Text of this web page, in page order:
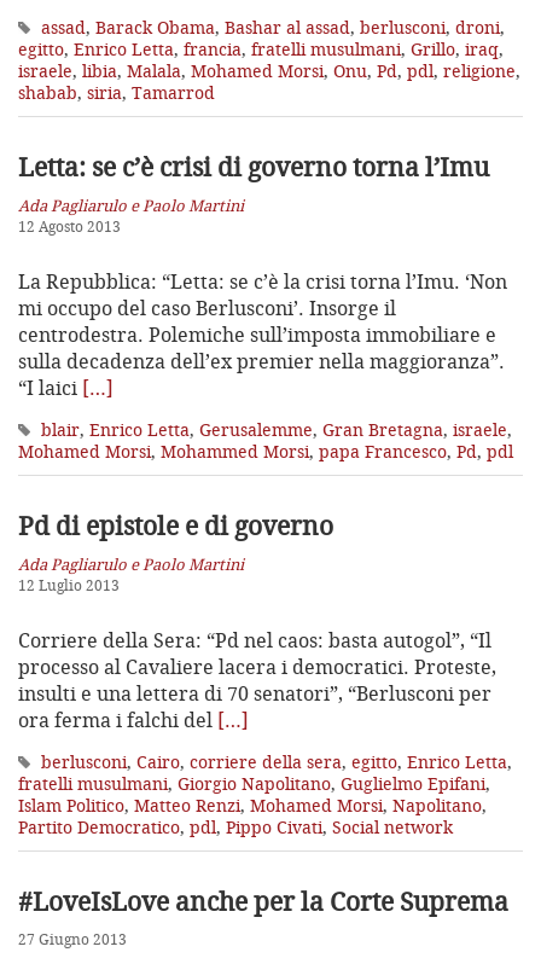
assad, Barack Obama, Bashar al assad, berlusconi, droni,
egitto, Enrico Letta, francia, fratelli musulmani, Grillo, iraq,
israele, libia, Malala, Mohamed Morsi, Onu, Pd, pdl, religione,
shabab, siria, Tamarrod
Letta: se c’è crisi di governo torna l’Imu
Ada Pagliarulo e Paolo Martini
12 Agosto 2013
La Repubblica: “Letta: se c’è la crisi torna l’Imu. ‘Non
mi occupo del caso Berlusconi’. Insorge il
centrodestra. Polemiche sull’imposta immobiliare e
sulla decadenza dell’ex premier nella maggioranza”.
“I laici […]
blair, Enrico Letta, Gerusalemme, Gran Bretagna, israele,
Mohamed Morsi, Mohammed Morsi, papa Francesco, Pd, pdl
Pd di epistole e di governo
Ada Pagliarulo e Paolo Martini
12 Luglio 2013
Corriere della Sera: “Pd nel caos: basta autogol”, “Il
processo al Cavaliere lacera i democratici. Proteste,
insulti e una lettera di 70 senatori”, “Berlusconi per
ora ferma i falchi del […]
berlusconi, Cairo, corriere della sera, egitto, Enrico Letta,
fratelli musulmani, Giorgio Napolitano, Guglielmo Epifani,
Islam Politico, Matteo Renzi, Mohamed Morsi, Napolitano,
Partito Democratico, pdl, Pippo Civati, Social network
#LoveIsLove anche per la Corte Suprema
27 Giugno 2013